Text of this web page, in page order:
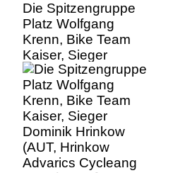
Die Spitzengruppe
Platz Wolfgang
Krenn, Bike Team
Kaiser, Sieger
Dominik Hrinkow
(AUT, Hrinkow
Advarics Cycleang
Team) Josef
Benetseder (AUT,
Hrinkow Advarics
Cycleang Team)